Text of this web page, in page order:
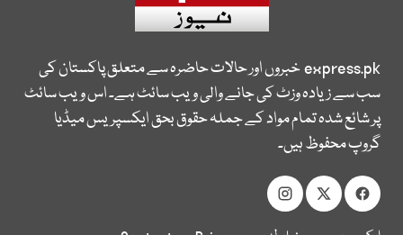
express.pkخبروں اور حالات حاضرہ سے متعلق پاکستان کی
سب سے زیادہ وزٹ کی جانے والی ویب سائٹ ہے۔ اس ویب سائٹ
پر شائع شدہ تمام مواد کے جملہ حقوق بحق ایکسپریس میڈیا
گروپ محفوظ ہیں۔